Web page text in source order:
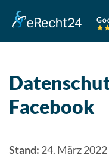
Facebook
Stand: 24. März 2022